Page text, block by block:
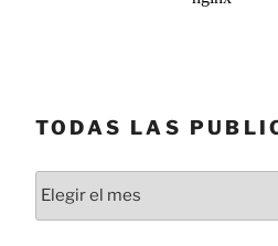
TODAS LAS
Todas